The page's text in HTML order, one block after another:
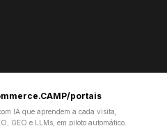
portais
IA que aprendem a cada visita,
GEO e LLMs, em piloto automático.